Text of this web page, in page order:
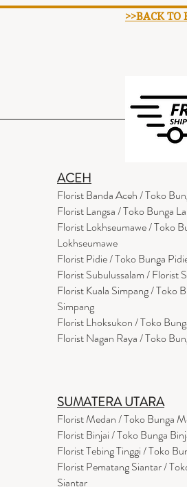
>>BACK TO
ACEH
Florist Banda Aceh / Toko
Florist Langsa / Toko Bunga
Florist Lokhseumawe / Toko
Lokhseumawe
Florist Pidie / Toko Bunga
Florist Subulussalam / Florist
Florist Kuala Simpang / Toko
Simpang
Florist Lhoksukon / Toko
Florist Nagan Raya / Toko
SUMATERA UTARA
Florist Medan / Toko Bunga
Florist Binjai / Toko Bunga
Florist Tebing Tinggi / Toko
Florist Pematang Siantar /
Siantar